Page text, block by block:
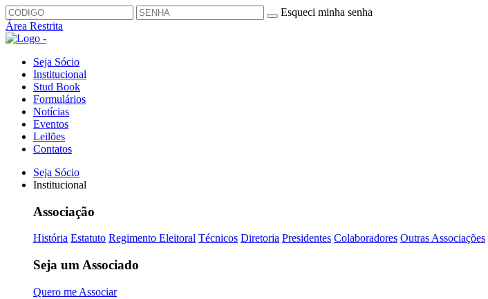
Esqueci minha senha
Área Restrita
Seja Sócio
Institucional
Stud Book
Formulários
Notícias
Eventos
Leilões
Contatos
Seja Sócio
Institucional
Associação
História Estatuto Regimento Eleitoral Técnicos Diretoria Presidentes Colaboradores Outras Associações
Seja um Associado
Quero me Associar